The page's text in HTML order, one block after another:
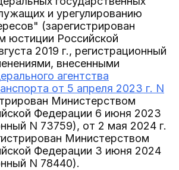
и урегулированию
(зарегистрирован
юстиции Российской
2019 г., регистрационный
внесенными
агентства
от 5 апреля 2023 г. N
Министерством
Федерации 6 июня 2023
N 73759), от 2 мая 2024 г.
Министерством
Федерации 3 июня 2024
N 78440).